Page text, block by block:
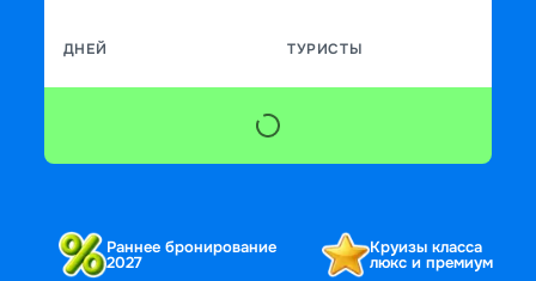
ДНЕЙ ТУРИСТЫ
Раннее бронирование
2027
Круизы класса
люкс и премиум